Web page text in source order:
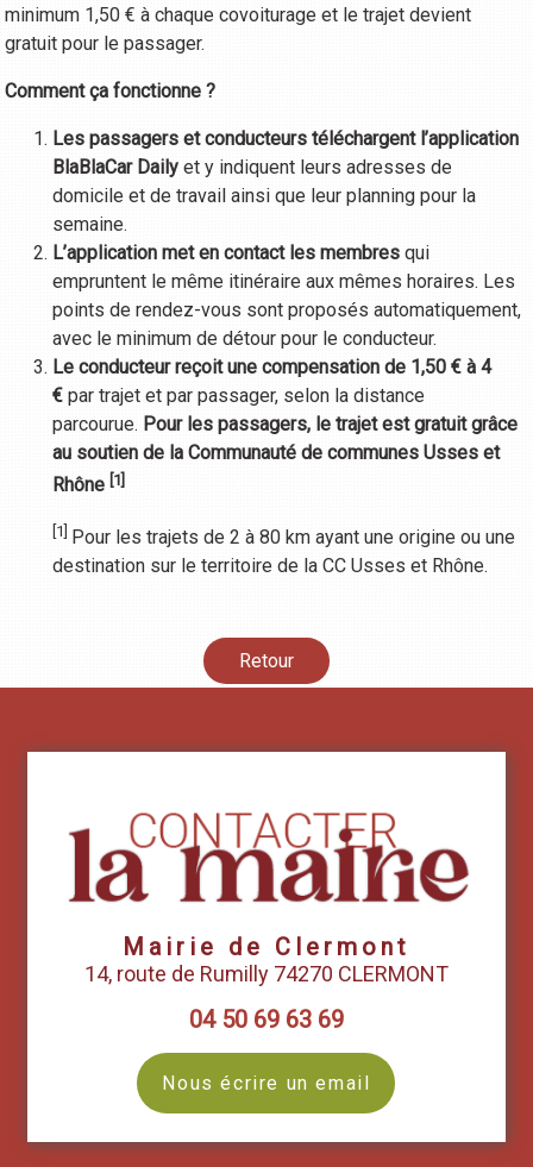
minimum 1,50 € à chaque covoiturage et le trajet devient
gratuit pour le passager.
Comment ça fonctionne ?
Les passagers et conducteurs téléchargent l’application
BlaBlaCar Daily et y indiquent leurs adresses de
domicile et de travail ainsi que leur planning pour la
semaine.
L’application met en contact les membres qui
empruntent le même itinéraire aux mêmes horaires. Les
points de rendez-vous sont proposés automatiquement,
avec le minimum de détour pour le conducteur.
Le conducteur reçoit une compensation de 1,50 € à 4
€par trajet et par passager, selon la distance
parcourue. Pour les passagers, le trajet est gratuit grâce
au soutien de la Communauté de communes Usses et
Rhône[1]
[1] Pour les trajets de 2 à 80 km ayant une origine ou une
destination sur le territoire de la CC Usses et Rhône.
Retour
Mairie de Clermont
14, route de Rumilly 74270 CLERMONT
04 50 69 63 69
Nous écrire un email